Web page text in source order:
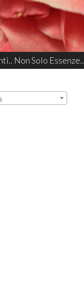
Non Solo Essenze..